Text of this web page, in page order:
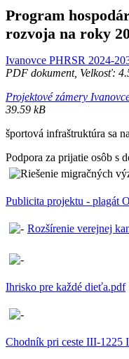
Program
rozvoja na roky
Ivanovce PHRSR 2024-
PDF dokument, Velkosť:
Projektové zámery
39.59 kB
športová infraštruktúra sa
Podpora za prijatie osôb s
Publicita projektu - plagát
Rozšírenie verejnej
Ihrisko pre každé dieťa.pdf
Chodník pri ceste III-1225